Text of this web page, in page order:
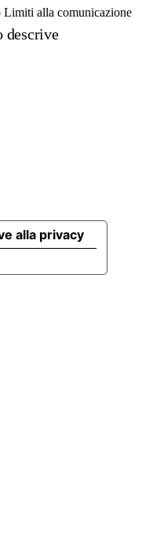
Limiti alla comunicazione
descrive
alla privacy